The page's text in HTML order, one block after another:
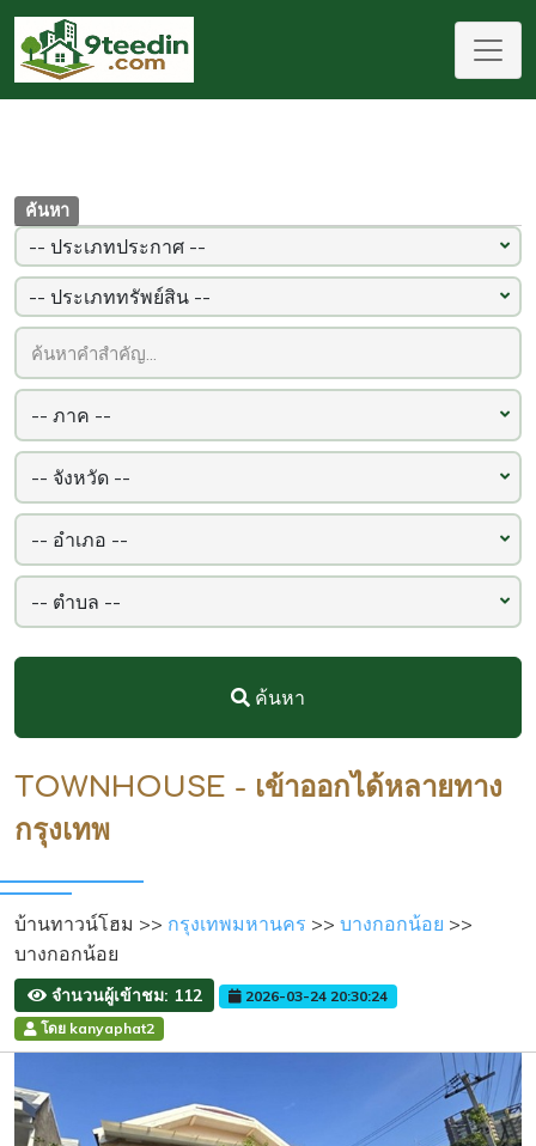
ค้นหา
ค้นหา
TOWNHOUSE - เข้าออกได้หลายทาง
กรุงเทพ
บ้านทาวน์โฮม >> กรุงเทพมหานคร >> บางกอกน้อย >>
บางกอกน้อย
จำนวนผู้เข้าชม: 112
2026-03-24 20:30:24
โดย kanyaphat2